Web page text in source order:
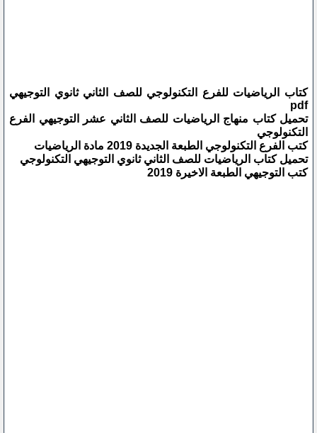
كتاب الرياضيات للفرع التكنولوجي للصف الثاني ثانوي التوجيهي
pdf
تحميل كتاب منهاج الرياضيات للصف الثاني عشر التوجيهي الفرع
التكنولوجي
كتب الفرع التكنولوجي الطبعة الجديدة 2019 مادة الرياضيات
تحميل كتاب الرياضيات للصف الثاني ثانوي التوجيهي التكنولوجي
كتب التوجيهي الطبعة الاخيرة 2019